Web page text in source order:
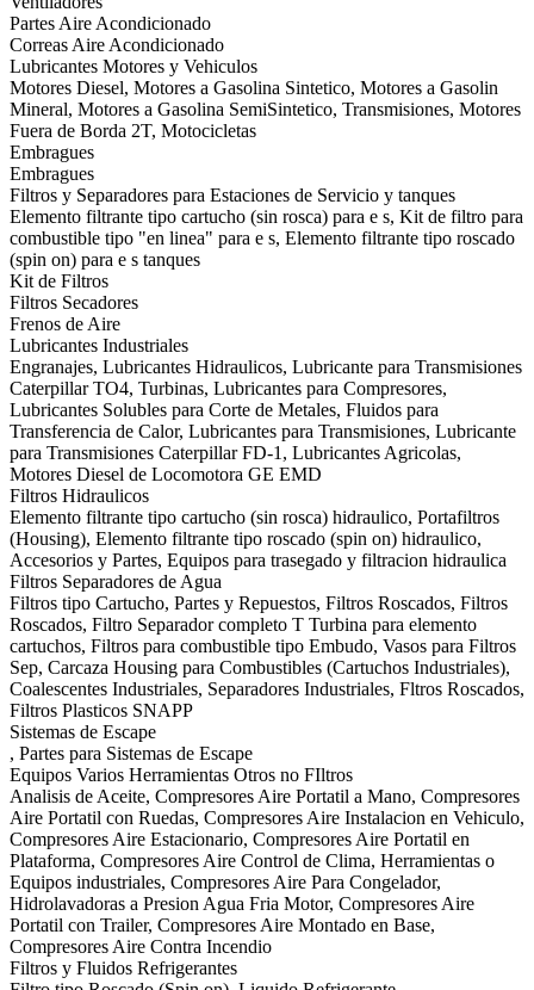
Partes Aire Acondicionado
Correas Aire Acondicionado
Lubricantes Motores y Vehiculos
Motores Diesel, Motores a Gasolina Sintetico, Motores a Gasolin
Mineral, Motores a Gasolina SemiSintetico, Transmisiones, Motores
Fuera de Borda 2T, Motocicletas
Embragues
Embragues
Filtros y Separadores para Estaciones de Servicio y tanques
Elemento filtrante tipo cartucho (sin rosca) para e s, Kit de filtro para
combustible tipo "en linea" para e s, Elemento filtrante tipo roscado
(spin on) para e s tanques
Kit de Filtros
Filtros Secadores
Frenos de Aire
Lubricantes Industriales
Engranajes, Lubricantes Hidraulicos, Lubricante para Transmisiones
Caterpillar TO4, Turbinas, Lubricantes para Compresores,
Lubricantes Solubles para Corte de Metales, Fluidos para
Transferencia de Calor, Lubricantes para Transmisiones, Lubricante
para Transmisiones Caterpillar FD-1, Lubricantes Agricolas,
Motores Diesel de Locomotora GE EMD
Filtros Hidraulicos
Elemento filtrante tipo cartucho (sin rosca) hidraulico, Portafiltros
(Housing), Elemento filtrante tipo roscado (spin on) hidraulico,
Accesorios y Partes, Equipos para trasegado y filtracion hidraulica
Filtros Separadores de Agua
Filtros tipo Cartucho, Partes y Repuestos, Filtros Roscados, Filtros
Roscados, Filtro Separador completo T Turbina para elemento
cartuchos, Filtros para combustible tipo Embudo, Vasos para Filtros
Sep, Carcaza Housing para Combustibles (Cartuchos Industriales),
Coalescentes Industriales, Separadores Industriales, Fltros Roscados,
Filtros Plasticos SNAPP
Sistemas de Escape
, Partes para Sistemas de Escape
Equipos Varios Herramientas Otros no FIltros
Analisis de Aceite, Compresores Aire Portatil a Mano, Compresores
Aire Portatil con Ruedas, Compresores Aire Instalacion en Vehiculo,
Compresores Aire Estacionario, Compresores Aire Portatil en
Plataforma, Compresores Aire Control de Clima, Herramientas o
Equipos industriales, Compresores Aire Para Congelador,
Hidrolavadoras a Presion Agua Fria Motor, Compresores Aire
Portatil con Trailer, Compresores Aire Montado en Base,
Compresores Aire Contra Incendio
Filtros y Fluidos Refrigerantes